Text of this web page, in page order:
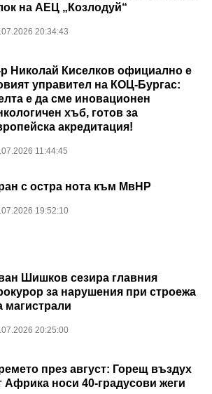
на АЕЦ „Козлодуй“
20:34:43
Николай Киселков официално е
управител на КОЦ-Бургас:
е да сме иновационен
хъб, готов за
акредитация!
11:44:45
с остра нота към МвНР
19:52:10
Шишков сезира главния
за нарушения при строежа
магистрали
20:25:00
през август: Горещ въздух
Африка носи 40-градусови жеги